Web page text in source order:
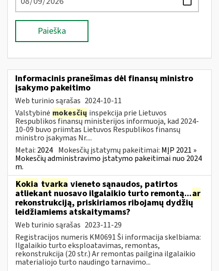
Paieška
Informacinis pranešimas dėl finansų ministro
įsakymo pakeitimo
Web turinio sąrašas 2024-10-11
Valstybinė mokesčių inspekcija prie Lietuvos
Respublikos finansų ministerijos informuoja, kad 2024-
10-09 buvo priimtas Lietuvos Respublikos finansų
ministro įsakymas Nr....
Metai: 2024 Mokesčių įstatymų pakeitimai: MĮP 2021 »
Mokesčių administravimo įstatymo pakeitimai nuo 2024
m.
Kokia tvarka vieneto sąnaudos, patirtos
atliekant nuosavo ilgalaikio turto remontą...ar
rekonstrukciją, priskiriamos ribojamų dydžių
leidžiamiems atskaitymams?
Web turinio sąrašas 2023-11-29
Registracijos numeris KM0691 Ši informacija skelbiama:
Ilgalaikio turto eksploatavimas, remontas,
rekonstrukcija (20 str.) Ar remontas pailgina ilgalaikio
materialiojo turto naudingo tarnavimo...